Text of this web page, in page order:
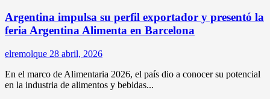
Argentina impulsa su perfil exportador y presentó la
feria Argentina Alimenta en Barcelona
elremolque 28 abril, 2026
En el marco de Alimentaria 2026, el país dio a conocer su potencial
en la industria de alimentos y bebidas...